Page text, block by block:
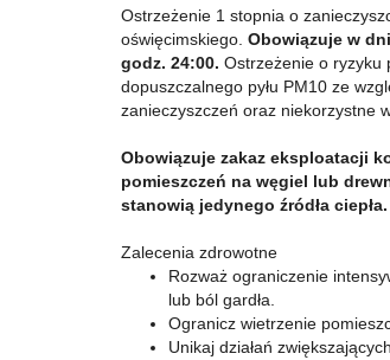
Ostrzeżenie 1 stopnia o
oświęcimskiego. Obowiązuje w
godz. 24:00. Ostrzeżenie o ryzyku
dopuszczalnego pyłu PM10 ze
zanieczyszczeń oraz niekorzystne
Obowiązuje zakaz eksploatacji
pomieszczeń na węgiel lub
stanowią jedynego źródła ciepła.
Zalecenia zdrowotne
Rozważ ograniczenie
lub ból gardła.
Ogranicz wietrzenie
Unikaj działań